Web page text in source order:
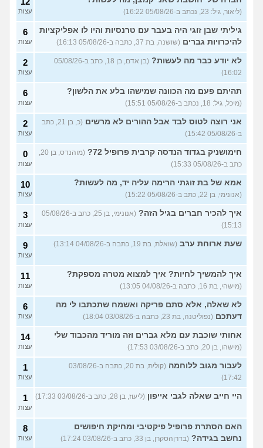
אשתי?
(אורי, בן 33) עצות
הבת שלי מדוכדכת שאני ואביה
מבוגרים... איך מתמודדים? (.,
בת 45)
עצות
יש לי אפוטרופוס ואני לא מבין
למה
(זורו, בן 40)
5
עצות
לא יודע מה לעשות יותר עם
המשפחה שלי (יורם, בן 23) עצות
בן 10 לא רוצה שאנחנו ההורים
נהיה נוכחים במסיבת סיום של
הכיתה
(גורי, בן 42)
9
עצות
מה הסוד הזה שגורם לריח
הטוב להשאר בבגד לאורך זמן
???
(מתלמדת, בת 50)
7
עצות
איך לומר להורים שאני רוצה
להיות חילוני?
(אהרן, בן 17)
9
עצות
עוד שאלות חדשות במדור
(ליאור, גיל: 23, נכתב ב-05/08/26 16:22) עצות
גיליתי שבן זוגי היה בעבר עם טרנסיות והיו לו אפליקציות
להיכרויות גברים (שושנה, בת 37, כתבה ב-05/08/26 16:13)
6
עצות
לא יודע כבר מה לעשות?
(בן אדם, בן 18, כתב ב-05/08/26
16:02)
2
עצות
תהיתם פעם מה הכוונה שמישהו בלע את הלשון?
(מיכל, גיל: 18, נכתב ב-05/08/26 15:51)
6
עצות
אני רוצה לטוס לבד אבל ההורים לא מרשים
(כ, בן 21, כתב
ב-05/08/26 15:42)
2
עצות
חימושניק בגדוד הנדסה קרבית פרופיל 72?
(מוהנדס, בן 20,
כתב ב-05/08/26 15:33)
0
עצות
אמא של בת זוגתי הרימה עליה יד, מה לעשות?
(אנונימי, בן 22, כתב ב-05/08/26 15:22)
10
עצות
איך להכיר חברים בגיל הזה?
(אנונימי, בן 25, כתב ב-05/08/26
15:13)
3
עצות
שעת ארוחת ערב (שואלת, בת 19, כתבה ב-04/08/26 13:14) 9
עצות
איך להמשיך לחיות? איך למצוא מטרה מספקת?
(מישהי, בת 16, כתבה ב-04/08/26 13:05)
11
עצות
לא שאלה, אלא סתם פריקה ואשמח שתכתבו לי מה
דעתכם (נפוליטנה, בת 23, כתבה ב-03/08/26 18:04)
6
עצות
אחותי שוכבת עם מלא גברים וזה מוריד מהכבוד שלי
(מישהו, בן 20, כתב ב-03/08/26 17:53)
14
עצות
לעבור מגוב ללוחמה
(קולית, בת 20, כתבה ב-03/08/26
17:42)
1
עצות
היי חייב שאלה לגבי אייפון (ליעוז, בן 28, כתב ב-03/08/26 17:33) 1
עצות
האם הסתרת פרופיל פיקטיבי ומחיקת חיפושים
נחשב בגידה? (בדרןהסקרן, בן 33, כתב ב-03/08/26 17:24)
8
עצות